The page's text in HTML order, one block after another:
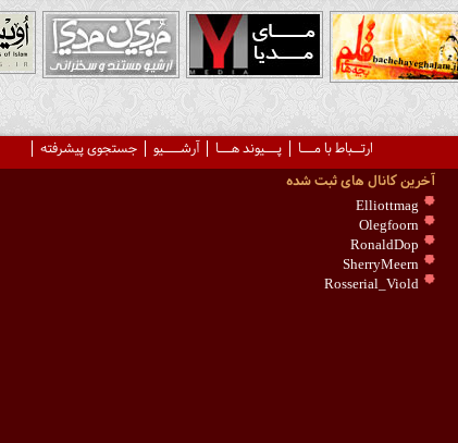
ارتــباط با مـــا پـــیوند هـــا آرشــــیو جستجوی پیشرفته
آخرین کانال های ثبت شده
Elliottmag
Olegfoorn
RonaldDop
SherryMeern
Rosserial_Viold